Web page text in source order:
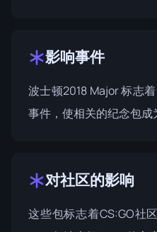
影响事件
波士顿2018 Major 标志
事件，使相关的纪念包成
对社区的影响
这些包标志着CS:GO社